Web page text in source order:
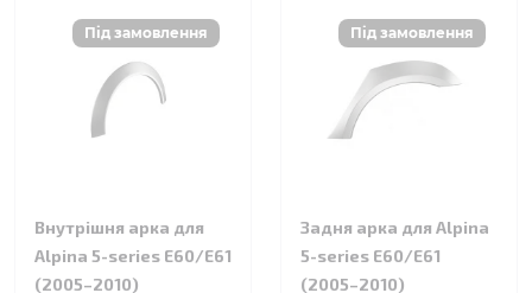
Внутрішня арка для
Alpina 5-series E60/E61
(2005–2010)
Задня арка для Alpina
5-series E60/E61
(2005–2010)